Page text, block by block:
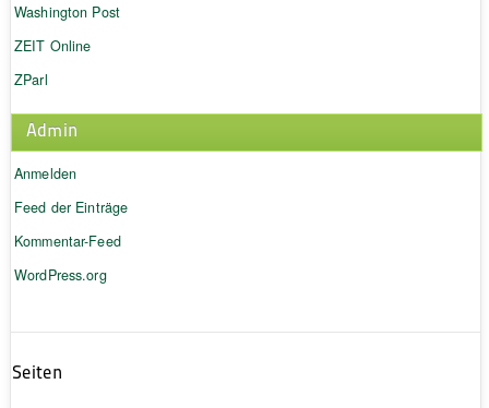
Washington Post
ZEIT Online
ZParl
Admin
Anmelden
Feed der Einträge
Kommentar-Feed
WordPress.org
Seiten